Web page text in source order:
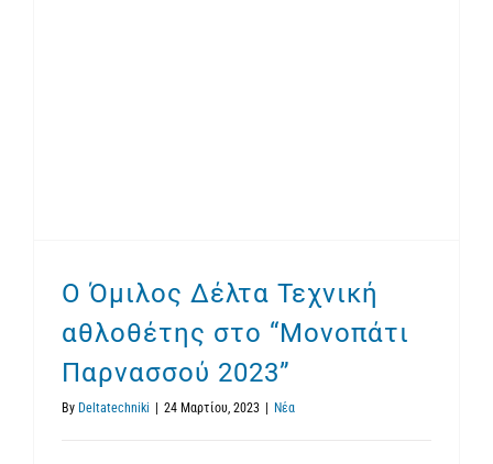
Ο Όμιλος Δέλτα Τεχνική
αθλοθέτης στο “Μονοπάτι
Παρνασσού 2023”
By Deltatechniki 24 Μαρτίου, 2023 Νέα